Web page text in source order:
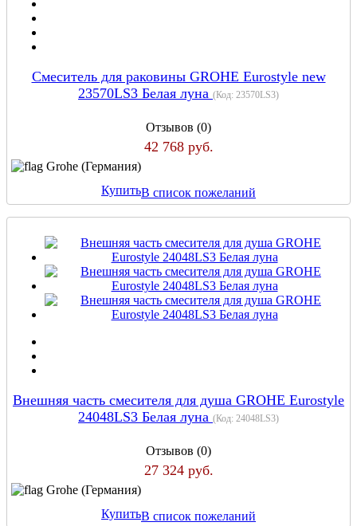
Смеситель для раковины GROHE Eurostyle new
23570LS3 Белая луна (Код: 23570LS3)
Отзывов (0)
42 768 руб.
Grohe (Германия)
КупитьВ список пожеланий
Внешняя часть смесителя для душа GROHE Eurostyle
24048LS3 Белая луна (Код: 24048LS3)
Отзывов (0)
27 324 руб.
Grohe (Германия)
КупитьВ список пожеланий